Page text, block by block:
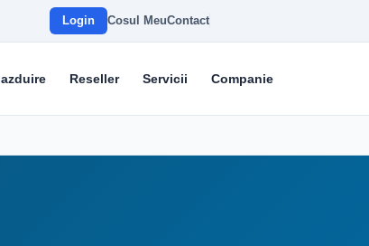
Login Cosul MeuContact
Reseller Servicii Companie